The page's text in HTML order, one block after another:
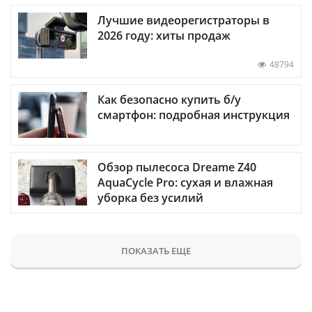
Лучшие видеорегистраторы в
2026 году: хиты продаж
48794
Как безопасно купить б/у
смартфон: подробная инструкция
Обзор пылесоса Dreame Z40
AquaCycle Pro: сухая и влажная
уборка без усилий
ПОКАЗАТЬ ЕЩЕ